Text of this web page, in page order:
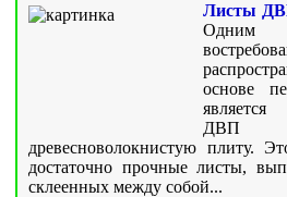
Листы
основе
ДВП
древесноволокнистую плиту.
достаточно прочные листы,
склеенных между собой...